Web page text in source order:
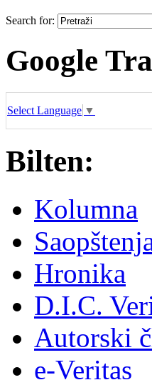
Search for:
Google
Select Language ▼
Bilten:
Kolumna
Hronika
D.I.C.
Autorski
e-Veritas